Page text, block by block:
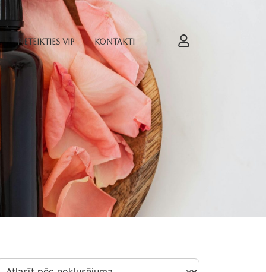
Pieteikties VIP Kontakti